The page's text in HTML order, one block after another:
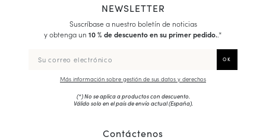
NEWSLETTER
Suscríbase a nuestro boletín de noticias
y obtenga un 10 % de descuento en su primer pedido..*
Más información sobre gestión de sus datos y derechos
(*) No se aplica a productos con descuento.
Válido solo en el país de envío actual (España).
Contáctenos